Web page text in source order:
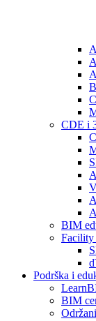
CDE i
BIM
Facility
Podrška i
BIM